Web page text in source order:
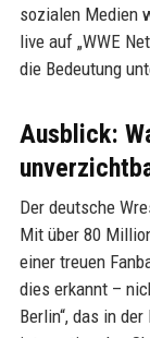
sozialen Medien
live auf „WWE
die Bedeutung
Ausblick:
Der deutsche
Mit über 80
einer treuen
dies erkannt –
Berlin“, das in